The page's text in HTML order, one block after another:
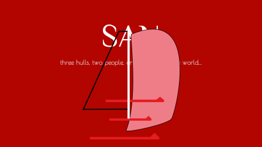
SAN
three hulls, two people, one trip around the world...